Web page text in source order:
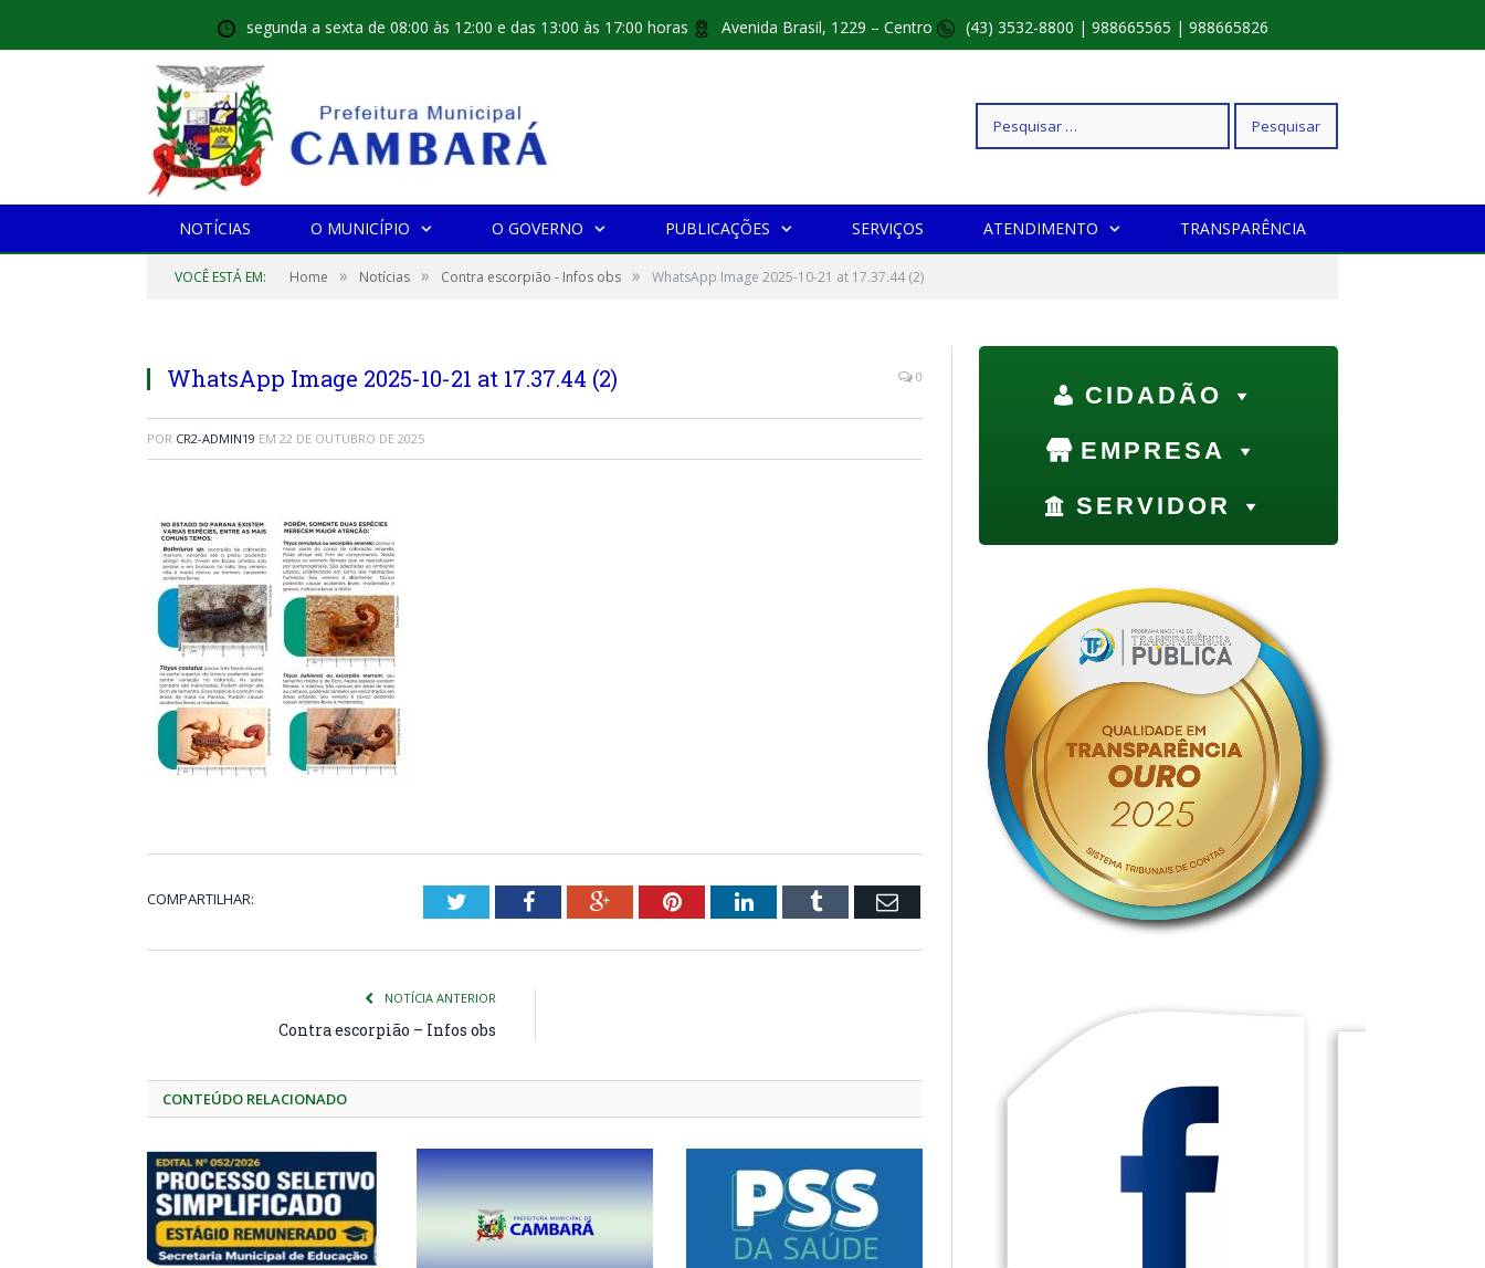
segunda a sexta de 08:00 às 12:00 e das 13:00 às 17:00 horas Avenida Brasil, 1229 – Centro (43) 3532-8800 | 988665565 | 988665826
Pesquisar
NOTÍCIAS O MUNICÍPIO O GOVERNO PUBLICAÇÕES SERVIÇOS ATENDIMENTO TRANSPARÊNCIA
VOCÊ ESTÁ EM: Home » Notícias » Contra escorpião - Infos obs » WhatsApp Image 2025-10-21 at 17.37.44 (2)
WhatsApp Image 2025-10-21 at 17.37.44 (2) 0
POR CR2-ADMIN19 EM 22 DE OUTUBRO DE 2025
COMPARTILHAR: TwitterFacebookGoogle+PinterestLinkedInTumblr Email
NOTÍCIA ANTERIOR
Contra escorpião – Infos obs
CONTEÚDO RELACIONADO
CIDADÃO
EMPRESA
SERVIDOR